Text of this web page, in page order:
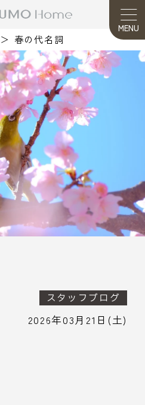
MENU
春の代名詞
スタッフブログ
2026年03月21日(土)